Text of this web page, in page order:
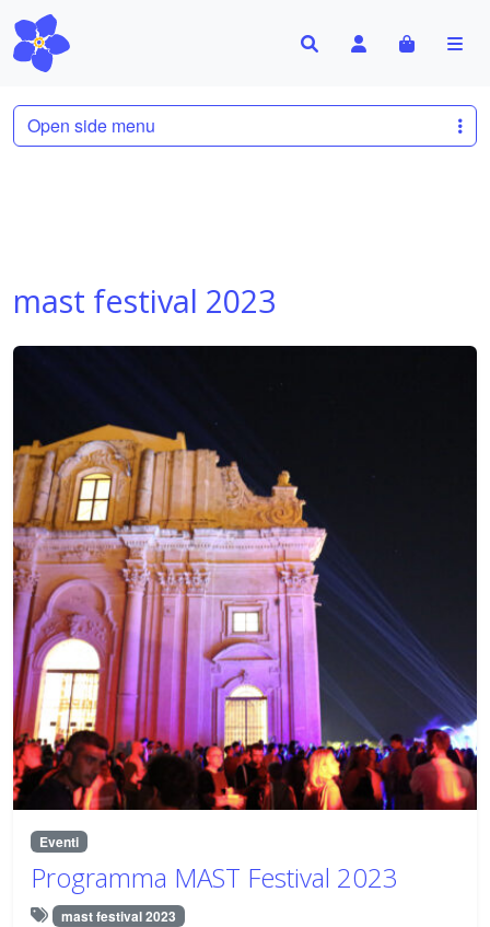
Search AccountCart
mast festival 2023
Eventi
Programma MAST Festival 2023
mast festival 2023
Open side menu